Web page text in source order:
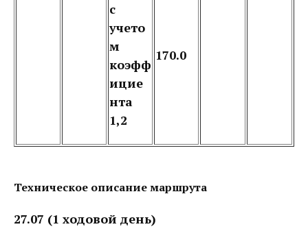
с
учето
м
коэфф
ицие
нта
1,2
170.0
Техническое описание маршрута
27.07 (1 ходовой день)